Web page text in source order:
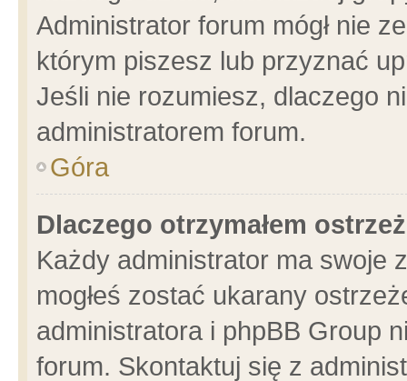
Administrator forum mógł nie
którym piszesz lub przyznać
Jeśli nie rozumiesz, dlaczego
administratorem forum.
Góra
Dlaczego otrzymałem
Każdy administrator ma swoje
mogłeś zostać ukarany
administratora i phpBB Group
forum. Skontaktuj się z